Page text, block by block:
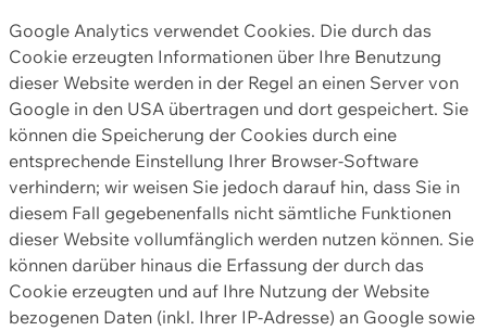
Google Analytics verwendet Cookies. Die durch das
Cookie erzeugten Informationen über Ihre Benutzung
dieser Website werden in der Regel an einen Server von
Google in den USA übertragen und dort gespeichert. Sie
können die Speicherung der Cookies durch eine
entsprechende Einstellung Ihrer Browser-Software
verhindern; wir weisen Sie jedoch darauf hin, dass Sie in
diesem Fall gegebenenfalls nicht sämtliche Funktionen
dieser Website vollumfänglich werden nutzen können. Sie
können darüber hinaus die Erfassung der durch das
Cookie erzeugten und auf Ihre Nutzung der Website
bezogenen Daten (inkl. Ihrer IP-Adresse) an Google sowie